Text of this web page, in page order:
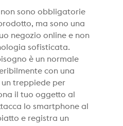
non sono obbligatorie
ma sono una
negozio online e non
sofisticata.
è un normale
con una
treppiede per
il tuo oggetto al
lo smartphone al
e registra un